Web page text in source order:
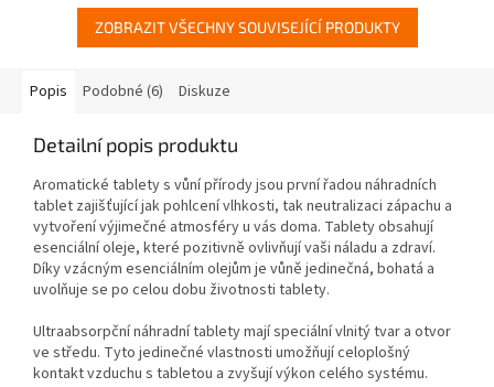
ZOBRAZIT VŠECHNY SOUVISEJÍCÍ PRODUKTY
Popis Podobné (6) Diskuze
Detailní popis produktu
Aromatické tablety s vůní přírody jsou první řadou náhradních
tablet zajišťující jak pohlcení vlhkosti, tak neutralizaci zápachu a
vytvoření výjimečné atmosféry u vás doma. Tablety obsahují
esenciální oleje, které pozitivně ovlivňují vaši náladu a zdraví.
Díky vzácným esenciálním olejům je vůně jedinečná, bohatá a
uvolňuje se po celou dobu životnosti tablety.
Ultraabsorpční náhradní tablety mají speciální vlnitý tvar a otvor
ve středu. Tyto jedinečné vlastnosti umožňují celoplošný
kontakt vzduchu s tabletou a zvyšují výkon celého systému.